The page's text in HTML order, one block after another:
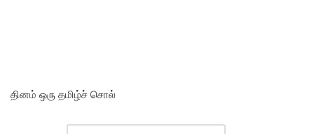
தினம் ஒரு தமிழ்ச் சொல்